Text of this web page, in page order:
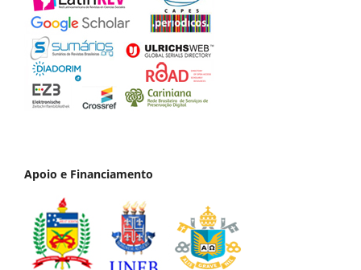
Apoio e Financiamento